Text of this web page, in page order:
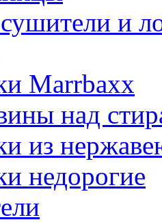
и
Marrbaxx
над
из
недорогие